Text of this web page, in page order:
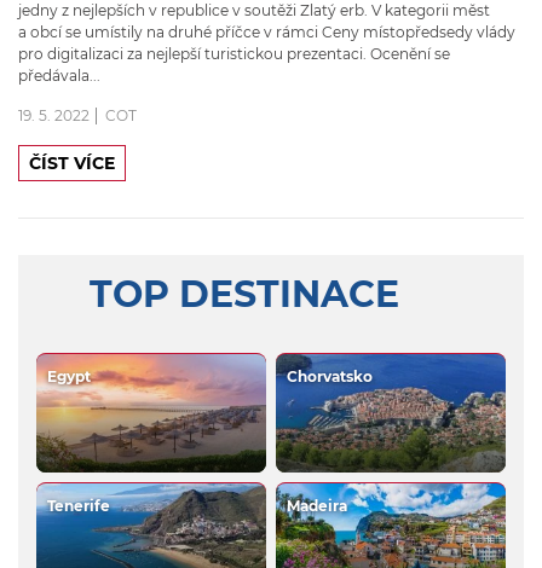
jedny z nejlepších v republice v soutěži Zlatý erb. V kategorii měst
a obcí se umístily na druhé příčce v rámci Ceny místopředsedy vlády
pro digitalizaci za nejlepší turistickou prezentaci. Ocenění se
předávala...
19. 5. 2022 COT
ČÍST VÍCE
TOP DESTINACE
Egypt Chorvatsko
Tenerife Madeira